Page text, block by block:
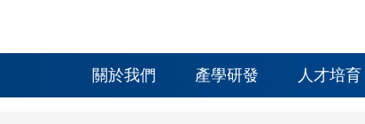
關於我們 產學研發 人才培育